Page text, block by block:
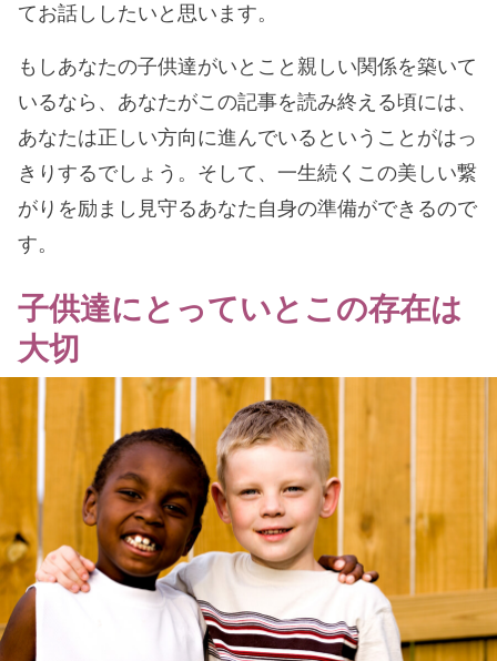
てお話ししたいと思います。
もしあなたの子供達がいとこと親しい関係を築いて
いるなら、あなたがこの記事を読み終える頃には、
あなたは正しい方向に進んでいるということがはっ
きりするでしょう。そして、一生続くこの美しい繋
がりを励まし見守るあなた自身の準備ができるので
す。
子供達にとっていとこの存在は
大切